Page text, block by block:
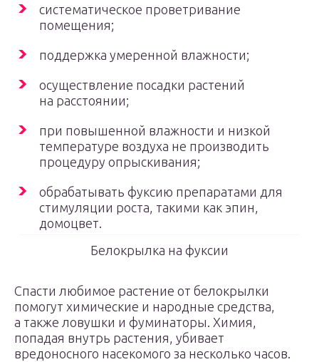
систематическое проветривание
помещения;
поддержка умеренной влажности;
осуществление посадки растений
на расстоянии;
при повышенной влажности и низкой
температуре воздуха не производить
процедуру опрыскивания;
обрабатывать фуксию препаратами для
стимуляции роста, такими как эпин,
домоцвет.
Белокрылка на фуксии
Спасти любимое растение от белокрылки
помогут химические и народные средства,
а также ловушки и фуминаторы. Химия,
попадая внутрь растения, убивает
вредоносного насекомого за несколько часов.